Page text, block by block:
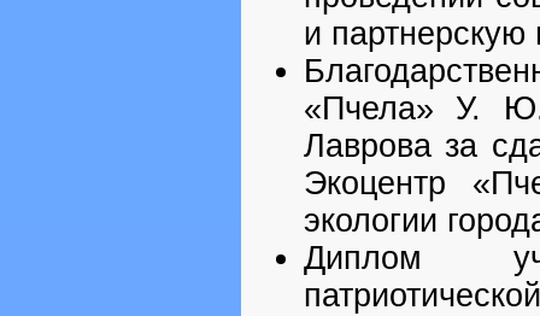
и партнерскую
«Пчела» У.
Лаврова за
Экоцентр
экологии
Диплом